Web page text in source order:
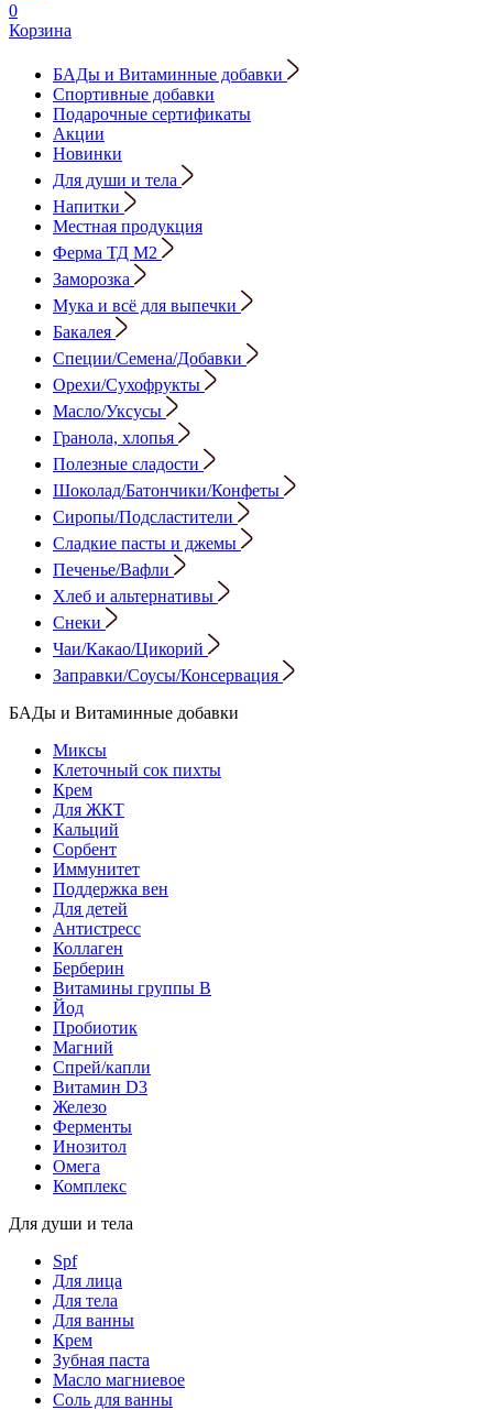
0
Корзина
БАДы и Витаминные добавки
Спортивные добавки
Подарочные сертификаты
Акции
Новинки
Для души и тела
Напитки
Местная продукция
Ферма ТД М2
Заморозка
Мука и всё для выпечки
Бакалея
Специи/Семена/Добавки
Орехи/Сухофрукты
Масло/Уксусы
Гранола, хлопья
Полезные сладости
Шоколад/Батончики/Конфеты
Сиропы/Подсластители
Сладкие пасты и джемы
Печенье/Вафли
Хлеб и альтернативы
Снеки
Чаи/Какао/Цикорий
Заправки/Соусы/Консервация
БАДы и Витаминные добавки
Миксы
Клеточный сок пихты
Крем
Для ЖКТ
Кальций
Сорбент
Иммунитет
Поддержка вен
Для детей
Антистресс
Коллаген
Берберин
Витамины группы B
Йод
Пробиотик
Магний
Спрей/капли
Витамин D3
Железо
Ферменты
Инозитол
Омега
Комплекс
Для души и тела
Spf
Для лица
Для тела
Для ванны
Крем
Зубная паста
Масло магниевое
Соль для ванны